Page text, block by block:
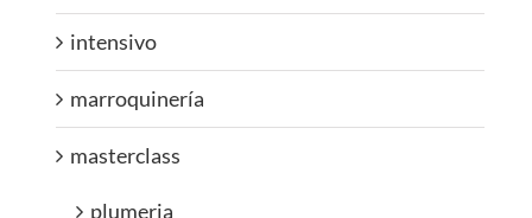
intensivo
marroquinería
masterclass
plumeria